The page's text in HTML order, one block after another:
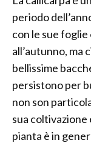
periodo
con le sue foglie
all’autunno, ma
bellissime
persistono per
non son
sua coltivazione
pianta è in